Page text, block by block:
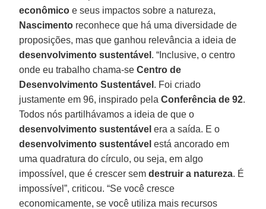
econômico e seus impactos sobre a natureza,
Nascimento reconhece que há uma diversidade de
proposições, mas que ganhou relevância a ideia de
desenvolvimento sustentável . “Inclusive, o centro
onde eu trabalho chama-seCentro de
Desenvolvimento Sustentável . Foi criado
justamente em 96, inspirado pelaConferência de 92.
Todos nós partilhávamos a ideia de que o
desenvolvimento sustentável era a saída. E o
desenvolvimento sustentável está ancorado em
uma quadratura do círculo, ou seja, em algo
impossível, que é crescer semdestruir a natureza. É
impossível”, criticou. “Se você cresce
economicamente, se você utiliza mais recursos